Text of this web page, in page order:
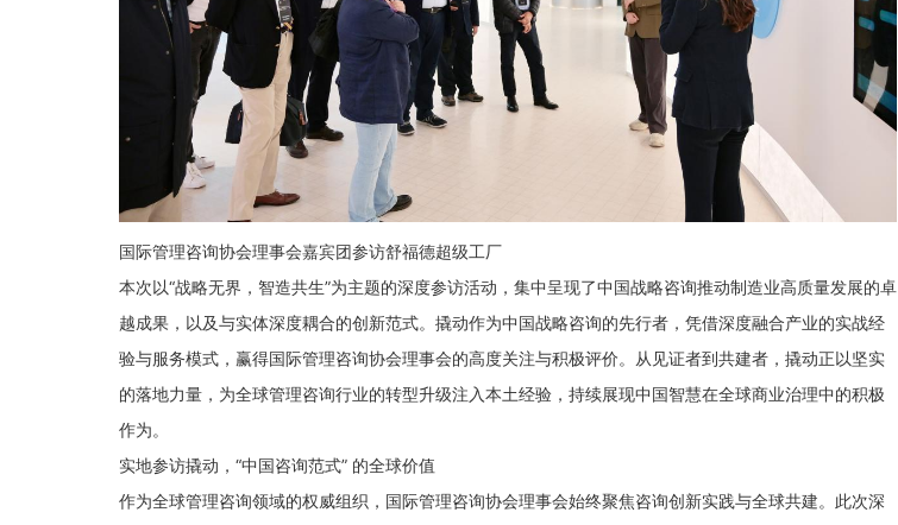
国际管理咨询协会理事会嘉宾团参访舒福德超级工厂
本次以“战略无界，智造共生”为主题的深度参访活动，集中呈现了中国战略咨询推动制造业高质量发展的卓
越成果，以及与实体深度耦合的创新范式。撬动作为中国战略咨询的先行者，凭借深度融合产业的实战经
验与服务模式，赢得国际管理咨询协会理事会的高度关注与积极评价。从见证者到共建者，撬动正以坚实
的落地力量，为全球管理咨询行业的转型升级注入本土经验，持续展现中国智慧在全球商业治理中的积极
作为。
实地参访撬动，“中国咨询范式” 的全球价值
作为全球管理咨询领域的权威组织，国际管理咨询协会理事会始终聚焦咨询创新实践与全球共建。此次深